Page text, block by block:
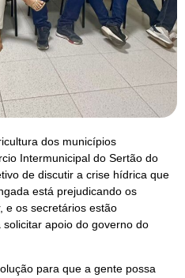
dos municípios
Intermunicipal do Sertão do
de discutir a crise hídrica que
está prejudicando os
e os secretários estão
apoio do governo do
para que a gente possa